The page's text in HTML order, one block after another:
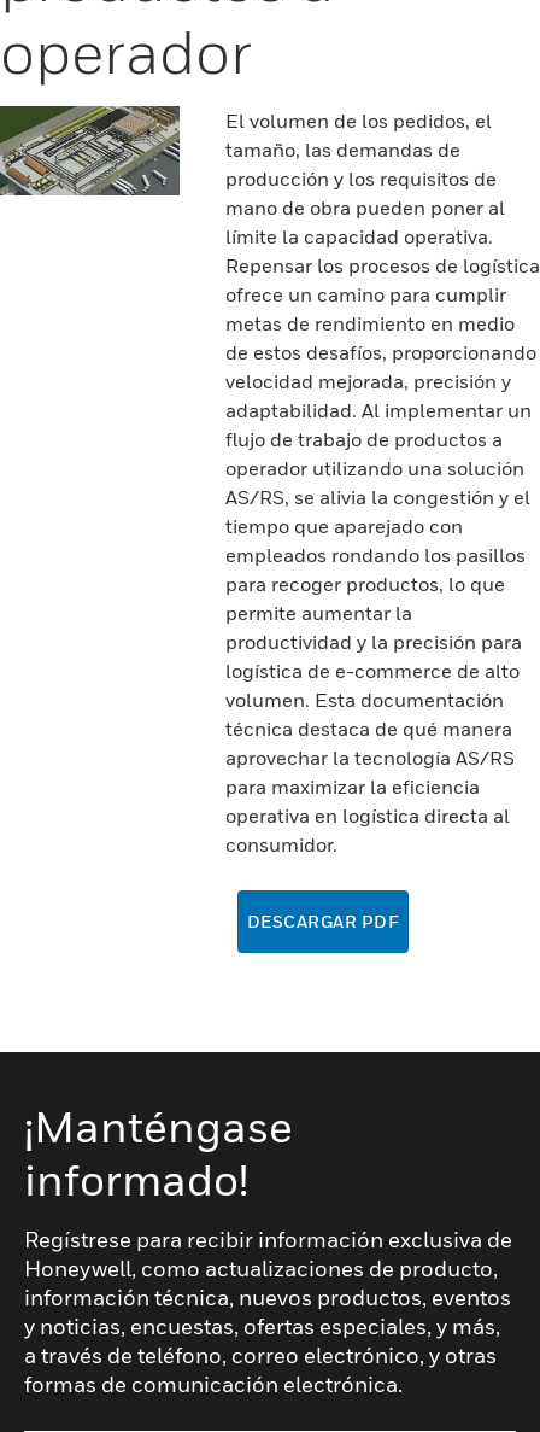
operador
El volumen de los pedidos, el
tamaño, las demandas de
producción y los requisitos de
mano de obra pueden poner al
límite la capacidad operativa.
Repensar los procesos de logística
ofrece un camino para cumplir
metas de rendimiento en medio
de estos desafíos, proporcionando
velocidad mejorada, precisión y
adaptabilidad. Al implementar un
flujo de trabajo de productos a
operador utilizando una solución
AS/RS, se alivia la congestión y el
tiempo que aparejado con
empleados rondando los pasillos
para recoger productos, lo que
permite aumentar la
productividad y la precisión para
logística de e-commerce de alto
volumen. Esta documentación
técnica destaca de qué manera
aprovechar la tecnología AS/RS
para maximizar la eficiencia
operativa en logística directa al
consumidor.
DESCARGAR PDF
¡Manténgase
informado!
Regístrese para recibir información exclusiva de
Honeywell, como actualizaciones de producto,
información técnica, nuevos productos, eventos
y noticias, encuestas, ofertas especiales, y más,
a través de teléfono, correo electrónico, y otras
formas de comunicación electrónica.